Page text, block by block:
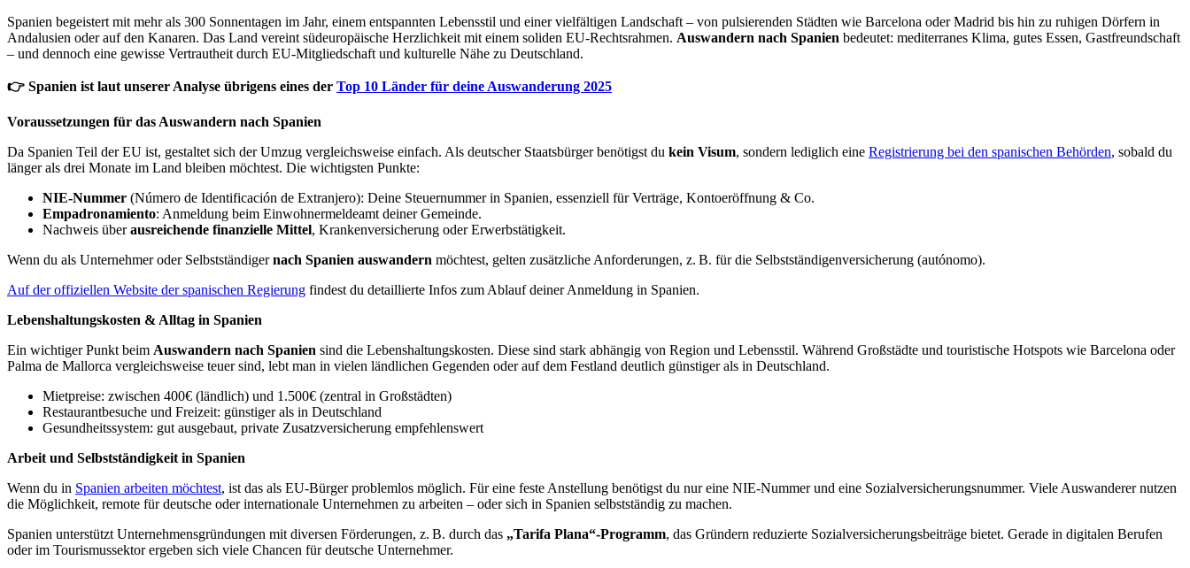
Spanien begeistert mit mehr als 300 Sonnentagen im Jahr, einem entspannten Lebensstil und einer vielfältigen Landschaft – von pulsierenden Städten wie Barcelona oder Madrid bis hin zu ruhigen Dörfern in
Andalusien oder auf den Kanaren. Das Land vereint südeuropäische Herzlichkeit mit einem soliden EU-Rechtsrahmen. Auswandern nach Spanien bedeutet: mediterranes Klima, gutes Essen, Gastfreundschaft
– und dennoch eine gewisse Vertrautheit durch EU-Mitgliedschaft und kulturelle Nähe zu Deutschland.
👉 Spanien ist laut unserer Analyse übrigens eines der Top 10 Länder für deine Auswanderung 2025
Voraussetzungen für das Auswandern nach Spanien
Da Spanien Teil der EU ist, gestaltet sich der Umzug vergleichsweise einfach. Als deutscher Staatsbürger benötigst du kein Visum, sondern lediglich eine Registrierung bei den spanischen Behörden, sobald du
länger als drei Monate im Land bleiben möchtest. Die wichtigsten Punkte:
NIE-Nummer (Número de Identificación de Extranjero): Deine Steuernummer in Spanien, essenziell für Verträge, Kontoeröffnung & Co.
Empadronamiento: Anmeldung beim Einwohnermeldeamt deiner Gemeinde.
Nachweis überausreichende finanzielle Mittel, Krankenversicherung oder Erwerbstätigkeit.
Wenn du als Unternehmer oder Selbstständigernach Spanien auswandern möchtest, gelten zusätzliche Anforderungen, z. B. für die Selbstständigenversicherung (autónomo).
Auf der offiziellen Website der spanischen Regierung findest du detaillierte Infos zum Ablauf deiner Anmeldung in Spanien.
Lebenshaltungskosten & Alltag in Spanien
Ein wichtiger Punkt beim Auswandern nach Spanien sind die Lebenshaltungskosten. Diese sind stark abhängig von Region und Lebensstil. Während Großstädte und touristische Hotspots wie Barcelona oder
Palma de Mallorca vergleichsweise teuer sind, lebt man in vielen ländlichen Gegenden oder auf dem Festland deutlich günstiger als in Deutschland.
Mietpreise: zwischen 400€ (ländlich) und 1.500€ (zentral in Großstädten)
Restaurantbesuche und Freizeit: günstiger als in Deutschland
Gesundheitssystem: gut ausgebaut, private Zusatzversicherung empfehlenswert
Arbeit und Selbstständigkeit in Spanien
Wenn du in Spanien arbeiten möchtest, ist das als EU-Bürger problemlos möglich. Für eine feste Anstellung benötigst du nur eine NIE-Nummer und eine Sozialversicherungsnummer. Viele Auswanderer nutzen
die Möglichkeit, remote für deutsche oder internationale Unternehmen zu arbeiten – oder sich in Spanien selbstständig zu machen.
Spanien unterstützt Unternehmensgründungen mit diversen Förderungen, z. B. durch das „Tarifa Plana“-Programm, das Gründern reduzierte Sozialversicherungsbeiträge bietet. Gerade in digitalen Berufen
oder im Tourismussektor ergeben sich viele Chancen für deutsche Unternehmer.